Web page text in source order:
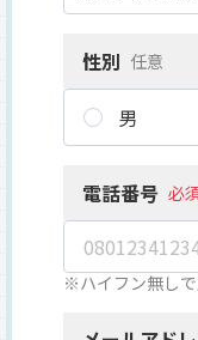
性別 任意
男
電話番号 必
※ハイフン無しで